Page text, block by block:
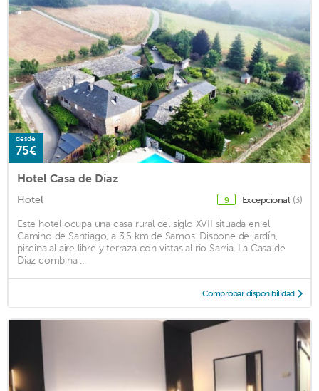
desde
75€
Hotel Casa de Díaz
Hotel 9 Excepcional (3)
Este hotel ocupa una casa rural del siglo XVII situada en el
Camino de Santiago, a 3,5 km de Samos. Dispone de jardín,
piscina al aire libre y terraza con vistas al río Sarria. La Casa de
Diaz combina ...
Comprobar disponibilidad